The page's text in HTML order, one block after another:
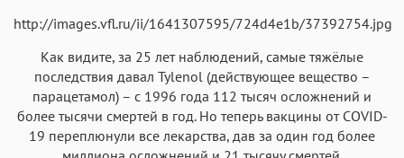
http://images.vfl.ru/ii/1641307595/724d4e1b/37392754.jpg
Как видите, за 25 лет наблюдений, самые тяжёлые
последствия давал Tylenol (действующее вещество –
парацетамол) – с 1996 года 112 тысяч осложнений и
более тысячи смертей в год. Но теперь вакцины от COVID-
19 переплюнули все лекарства, дав за один год более